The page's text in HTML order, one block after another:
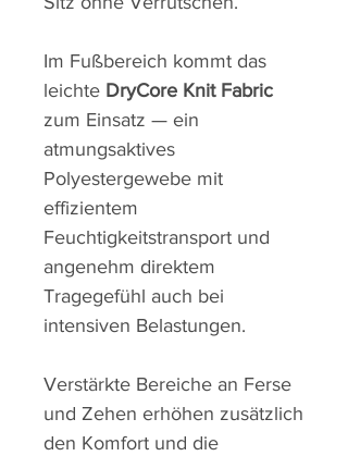
Im Fußbereich kommt das
leichte DryCore Knit Fabric
zum Einsatz — ein
atmungsaktives
Polyestergewebe mit
effizientem
Feuchtigkeitstransport und
angenehm direktem
Tragegefühl auch bei
intensiven Belastungen.
Verstärkte Bereiche an Ferse
und Zehen erhöhen zusätzlich
den Komfort und die